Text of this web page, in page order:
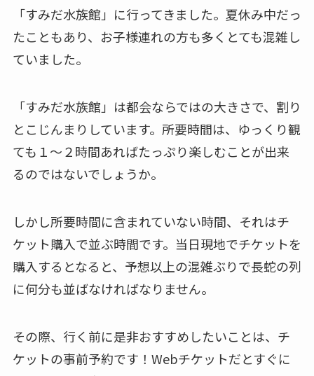
「すみだ水族館」に行ってきました。夏休み中だっ
たこともあり、お子様連れの方も多くとても混雑し
ていました。
「すみだ水族館」は都会ならではの大きさで、割り
とこじんまりしています。 所要時間は、ゆっくり観
ても１～２時間あればたっぷり楽しむことが出来
るのではないでしょうか。
しかし所要時間に含まれていない時間、それはチ
ケット購入で並ぶ時間です。当日現地でチケットを
購入するとなると、予想以上の混雑ぶりで長蛇の列
に何分も並ばなければなりません。
その際、行く前に是非おすすめしたいことは、 チ
ケットの事前予約です！Webチケットだとすぐに